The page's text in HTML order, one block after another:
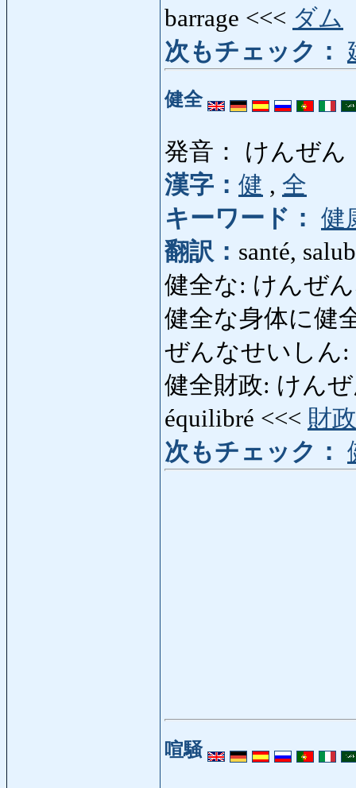
barrage <<< ダム
次もチェック：
健全
発音： けんぜん
漢字： 健 , 全
キーワード： 健
翻訳： santé,
健全な: けんぜん
健全な身体に健
ぜんなせいしん:
健全財政: けんぜ
équilibré <<< 財政
次もチェック：
喧騒